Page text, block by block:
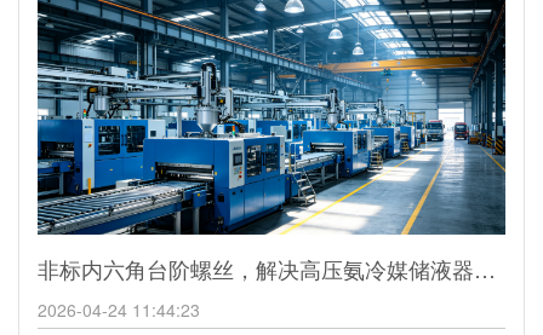
非标内六角台阶螺丝，解决高压氨冷媒储液器密封腐蚀难题
2026-04-24 11:44:23